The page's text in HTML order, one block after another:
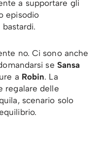
a supportare gli
episodio
no. Ci sono anche
se Sansa
a Robin. La
regalare delle
scenario solo